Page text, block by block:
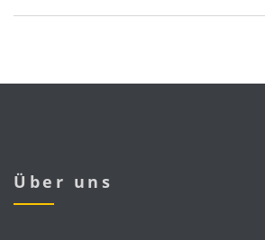
Über uns